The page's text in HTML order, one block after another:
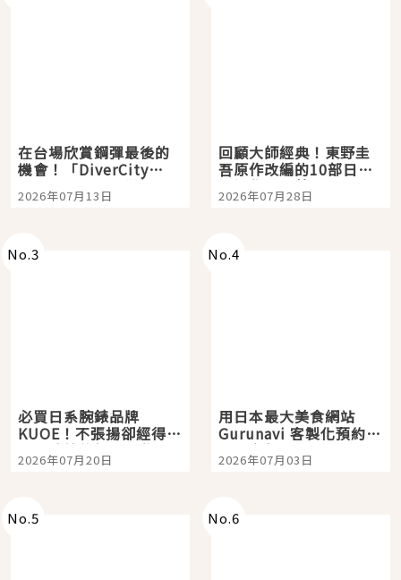
在台場欣賞鋼彈最後的
機會！「DiverCity
Tokyo Plaza」搭船、
購物、美食及夜景，一
2026年07月13日
回顧大師經典！東野圭
吾原作改編的10部日本
影視作品推薦
2026年07月28日
No.3
必買日系腕錶品牌
KUOE！不張揚卻經得起
時間洗鍊的經典之作五
選
2026年07月20日
No.4
用日本最大美食網站
Gurunavi 客製化預約九
大都市餐廳，打造專屬
美食體驗！
2026年07月03日
No.5 No.6